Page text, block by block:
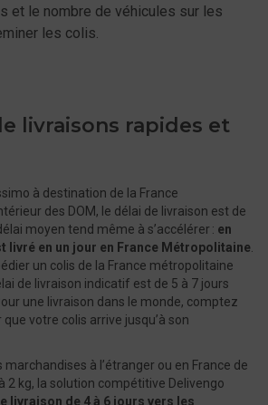
et le nombre de véhicules sur les
les colis.
livraisons rapides et
à destination de la France
des DOM, le délai de livraison est de
moyen tend même à s’accélérer : en
livré en un jour en France Métropolitaine
un colis de la France métropolitaine
de livraison indicatif est de 5 à 7 jours
une livraison dans le monde, comptez
votre colis arrive jusqu’à son
marchandises à l’étranger ou en France de
2 kg, la solution compétitive Delivengo
livraison de 4 à 6 jours vers les